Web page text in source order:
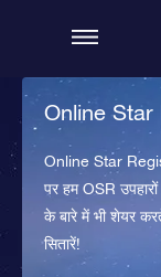
Online Star
Online Star
पर हम OSR
के बारे में भी शेयर
सितारें!